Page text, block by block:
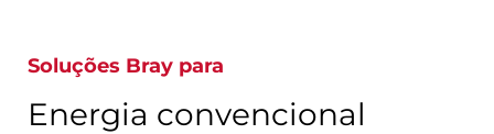
Soluções Bray para
Energia convencional